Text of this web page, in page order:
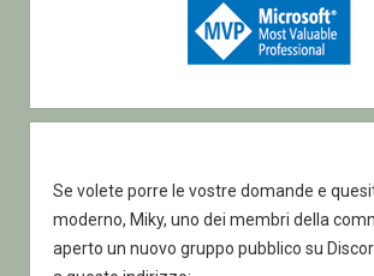
Se volete porre le vostre domande e
moderno, Miky, uno dei membri della
aperto un nuovo gruppo pubblico su